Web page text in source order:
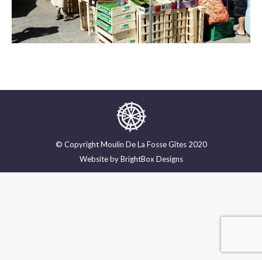
© Copyright Moulin De La Fosse Gîtes 2020
Website byBrightBox Designs